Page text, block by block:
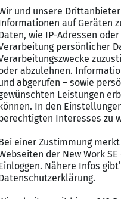
und
und
und Überwachung